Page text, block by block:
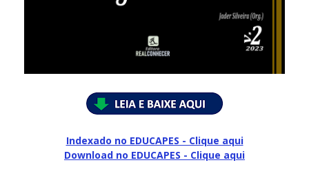
Indexado no EDUCAPES - Clique aqui
Download no EDUCAPES - Clique aqui